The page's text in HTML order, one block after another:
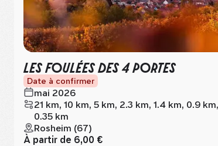
LES FOULÉES DES 4 PORTES
Date à confirmer
mai 2026
21 km, 10 km, 5 km, 2.3 km, 1.4 km, 0.9 km,
0.35 km
Rosheim (67)
À partir de 6,00 €